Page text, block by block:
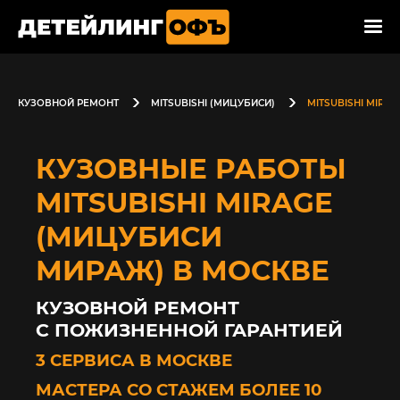
КУЗОВНОЙ РЕМОНТ MITSUBISHI (МИЦУБИСИ) MITSUBISHI
КУЗОВНЫЕ РАБОТЫ
MITSUBISHI MIRAGE
(МИЦУБИСИ
МИРАЖ) В МОСКВЕ
КУЗОВНОЙ РЕМОНТ
С ПОЖИЗНЕННОЙ ГАРАНТИЕЙ
3 СЕРВИСА В МОСКВЕ
МАСТЕРА СО СТАЖЕМ БОЛЕЕ 10